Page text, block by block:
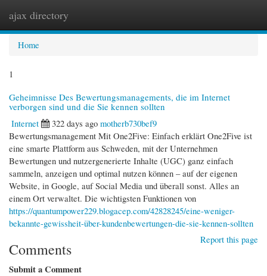
ajax directory
Home
1
Geheimnisse Des Bewertungsmanagements, die im Internet
verborgen sind und die Sie kennen sollten
Internet
322 days ago motherb730bef9
Bewertungsmanagement Mit One2Five: Einfach erklärt One2Five ist
eine smarte Plattform aus Schweden, mit der Unternehmen
Bewertungen und nutzergenerierte Inhalte (UGC) ganz einfach
sammeln, anzeigen und optimal nutzen können – auf der eigenen
Website, in Google, auf Social Media und überall sonst. Alles an
einem Ort verwaltet. Die wichtigsten Funktionen von
https://quantumpower229.blogacep.com/42828245/eine-weniger-
bekannte-gewissheit-über-kundenbewertungen-die-sie-kennen-sollten
Report this page
Comments
Submit a Comment